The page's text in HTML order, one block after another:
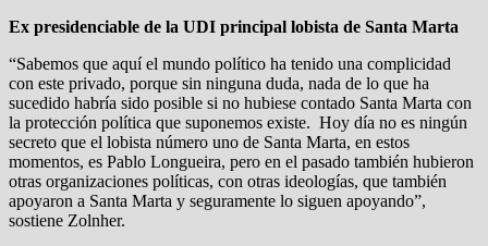
Ex presidenciable de la UDI principal lobista de Santa Marta
“Sabemos que aquí el mundo político ha tenido una complicidad
con este privado, porque sin ninguna duda, nada de lo que ha
sucedido habría sido posible si no hubiese contado Santa Marta con
la protección política que suponemos existe. Hoy día no es ningún
secreto que el lobista número uno de Santa Marta, en estos
momentos, es Pablo Longueira, pero en el pasado también hubieron
otras organizaciones políticas, con otras ideologías, que también
apoyaron a Santa Marta y seguramente lo siguen apoyando”,
sostiene Zolnher.